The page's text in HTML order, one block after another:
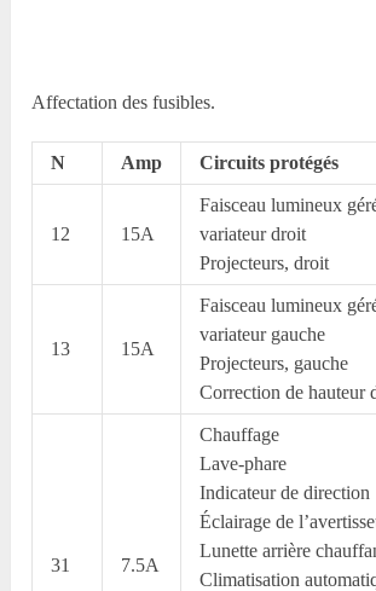
Affectation des fusibles.
N Amp Circuits protégés
12 15A
Faisceau lumineux
variateur droit
Projecteurs, droit
13 15A
Faisceau lumineux
variateur gauche
Projecteurs, gauche
Correction de hauteur
31 7.5A
Chauffage
Lave-phare
Indicateur de direction
Éclairage de
Lunette arrière
Climatisation